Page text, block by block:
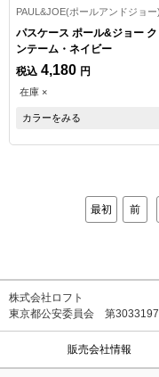
PAUL&JOE(ポールアンドジョー)
パスケース ポール&ジョー
ンテーム・ネイビー
税込 4,180 円
在庫 ×
カラーをみる
最初
前
株式会社ロフト
東京都公安委員会 第
販売会社情報